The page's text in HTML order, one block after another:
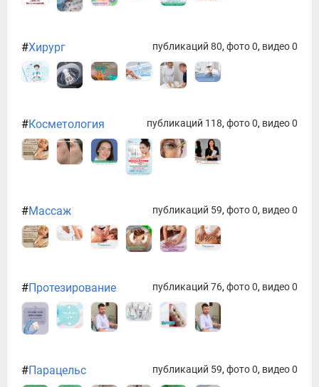
#Хирург публикаций 80,фото 0, видео 0
#Косметология публикаций 118, фото 0, видео 0
#Массаж публикаций 59, фото 0, видео 0
#Протезирование публикаций 76, фото 0, видео 0
#Парацельс публикаций 59, фото 0, видео 0